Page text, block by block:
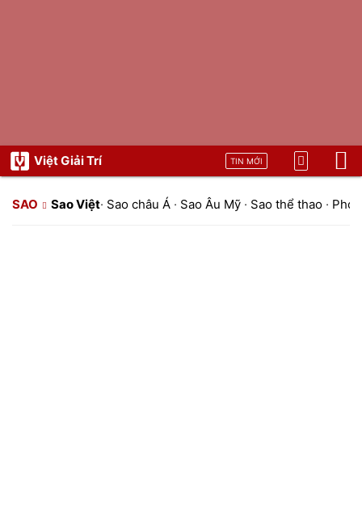
Việt Giải Trí TIN MỚI
SAO Sao Việt· Sao châu Á · Sao Âu Mỹ · Sao thể thao ·